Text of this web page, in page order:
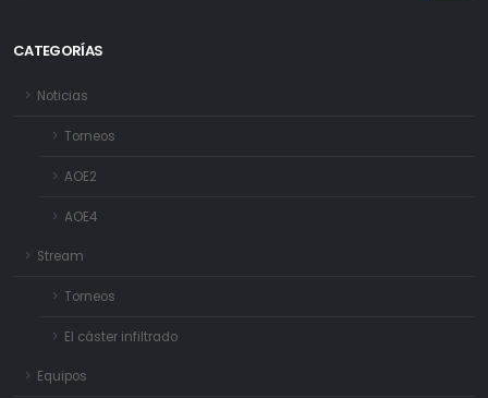
CATEGORÍAS
Noticias
Torneos
AOE2
AOE4
Stream
Torneos
El cáster infiltrado
Equipos